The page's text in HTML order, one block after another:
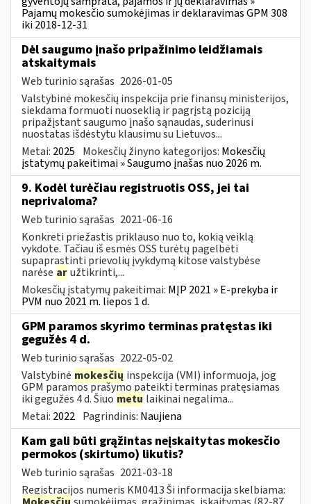
Pajamų mokesčio sumokėjimas ir deklaravimas GPM 308
iki 2018-12-31
Dėl saugumo įnašo pripažinimo leidžiamais
atskaitymais
Web turinio sąrašas 2026-01-05
Valstybinė mokesčių inspekcija prie finansų ministerijos,
siekdama formuoti nuoseklią ir pagrįstą poziciją
pripažįstant saugumo įnašo sąnaudas, suderinusi
nuostatas išdėstytu klausimu su Lietuvos...
Metai: 2025 Mokesčių žinyno kategorijos: Mokesčių
įstatymų pakeitimai » Saugumo įnašas nuo 2026 m.
9. Kodėl turėčiau registruotis OSS, jei tai
neprivaloma?
Web turinio sąrašas 2021-06-16
Konkreti priežastis priklauso nuo to, kokią veiklą
vykdote. Tačiau iš esmės OSS turėtų pagelbėti
supaprastinti prievolių įvykdymą kitose valstybėse
narėse aružtikrinti,...
Mokesčių įstatymų pakeitimai: MĮP 2021 » E-prekyba ir
PVM nuo 2021 m. liepos 1 d.
GPM paramos skyrimo terminas pratęstas iki
gegužės 4 d.
Web turinio sąrašas 2022-05-02
Valstybinė mokesčių inspekcija (VMI) informuoja, jog
GPM paramos prašymo pateikti terminas pratęsiamas
iki gegužės 4 d. Šiuo metu laikinai negalima...
Metai: 2022 Pagrindinis: Naujiena
Kam gali būti grąžintas neįskaitytas mokesčio
permokos (skirtumo) likutis?
Web turinio sąrašas 2021-03-18
Registracijos numeris KM0413 Ši informacija skelbiama: